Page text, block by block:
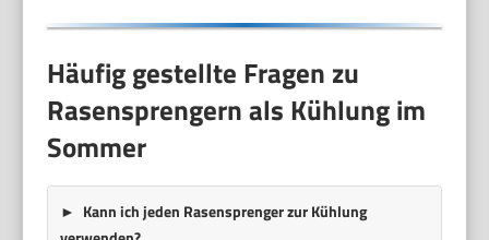
Häufig gestellte Fragen zu
Rasensprengern als Kühlung im
Sommer
Kann ich jeden Rasensprenger zur Kühlung